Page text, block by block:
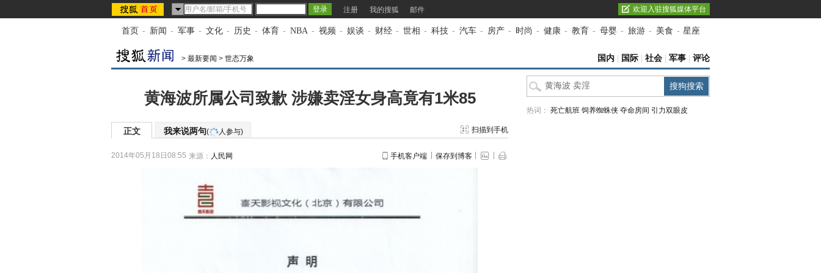
注册 我的搜狐 邮件 欢迎入驻搜狐媒体平台
首页 - 新闻 - 军事 - 文化 - 历史 - 体育 - NBA - 视频 - 娱谈 - 财经 - 世相 - 科技 - 汽车 - 房产 - 时尚 - 健康 - 教育 - 母婴 - 旅游 - 美食 - 星座
> 最新要闻 > 世态万象 国内 国际 社会 军事 评论
黄海波所属公司致歉 涉嫌卖淫女身高竟有1米85
正文 我来说两句( 人参与) 扫描到手机
2014年05月18日08:55 来源： 人民网 手机客户端 保存到博客
热词： 死亡航班 饲养蜘蛛侠 夺命房间 引力双眼皮